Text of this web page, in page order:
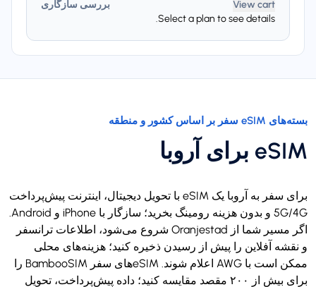
View cart
بررسی سازگاری
Select a plan to see details.
بسته‌های eSIM سفر بر اساس کشور و منطقه
eSIM برای آروبا
برای سفر به آروبا یک eSIM با تحویل دیجیتال، اینترنت پیش‌پرداخت
5G/4G و بدون هزینه رومینگ بخرید؛ سازگار با iPhone و Android.
اگر مسیر شما از Oranjestad شروع می‌شود، اطلاعات ترانسفر
و نقشه آفلاین را پیش از رسیدن ذخیره کنید؛ هزینه‌های محلی
ممکن است با AWG اعلام شوند. eSIMهای سفر BambooSIM را
برای بیش از ۲۰۰ مقصد مقایسه کنید؛ داده پیش‌پرداخت، تحویل